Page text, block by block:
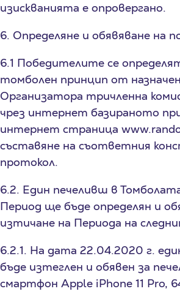
изискванията е опровергано.
6. Определяне и обявяване на
6.1 Победителите се
томболен принцип от
Организатора тричленна
чрез интернет базираното
интернет страница
съставяне на съответния
протокол.
6.2. Един печеливш в
Период ще бъде определян и
изтичане на Периода на
6.2.1. На дата 22.04.2020 г.
бъде изтеглен и обявен за
смартфон Apple iPhone 11 Pro,